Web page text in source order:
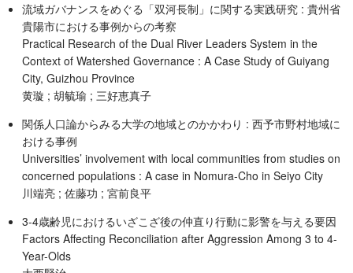
流域ガバナンスをめぐる「双河長制」に関する実践研究 : 貴州省
貴陽市における事例からの考察
Practical Research of the Dual River Leaders System in the
Context of Watershed Governance : A Case Study of Guiyang
City, Guizhou Province
黄璇 ; 胡毓瑜 ; 三好恵真子
関係人口論からみる大学の地域とのかかわり : 西予市野村地域に
おける事例
Universities’ involvement with local communities from studies on
concerned populations : A case in Nomura-Cho in Seiyo City
川端亮 ; 佐藤功 ; 宮前良平
3-4歳齢児におけるいざこざ後の仲直り行動に影警を与える要因
Factors Affecting Reconciliation after Aggression Among 3 to 4-
Year-Olds